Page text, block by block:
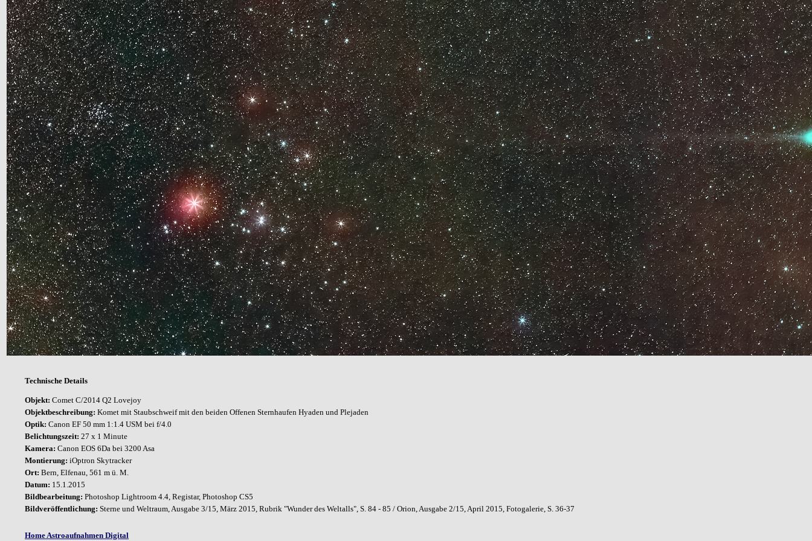
Technische Details
Objekt: Comet C/2014 Q2 Lovejoy
Objektbeschreibung: Komet mit Staubschweif mit den beiden Offenen Sternhaufen Hyaden und Plejaden
Optik: Canon EF 50 mm 1:1.4 USM bei f/4.0
Belichtungszeit: 27 x 1 Minute
Kamera: Canon EOS 6Da bei 3200 Asa
Montierung: iOptron Skytracker
Ort: Bern, Elfenau, 561 m ü. M.
Datum: 15.1.2015
Bildbearbeitung: Photoshop Lightroom 4.4, Registar, Photoshop CS5
Bildveröffentlichung: Sterne und Weltraum, Ausgabe 3/15, März 2015, Rubrik "Wunder des Weltalls", S. 84 - 85 / Orion, Ausgabe 2/15, April 2015, Fotogalerie, S. 36-37
Home Astroaufnahmen Digital